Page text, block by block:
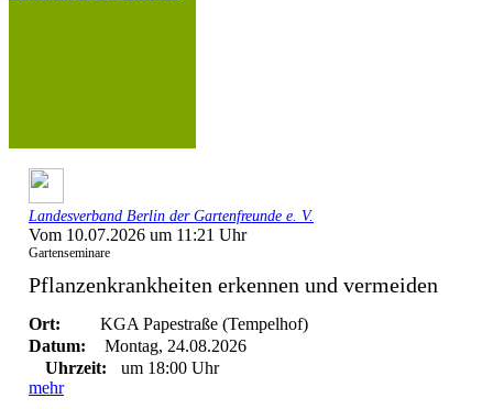
Landesverband Berlin der Gartenfreunde e. V.
Vom 10.07.2026 um 11:21 Uhr
Gartenseminare
Pflanzenkrankheiten erkennen und vermeiden
Ort:
KGA Papestraße (Tempelhof)
Datum:
Montag, 24.08.2026
Uhrzeit:
um 18:00 Uhr
mehr